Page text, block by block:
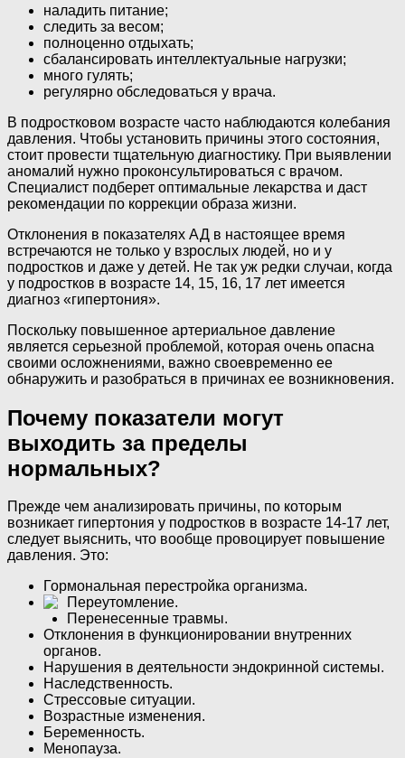
наладить питание;
следить за весом;
полноценно отдыхать;
сбалансировать интеллектуальные нагрузки;
много гулять;
регулярно обследоваться у врача.
В подростковом возрасте часто наблюдаются колебания
давления. Чтобы установить причины этого состояния,
стоит провести тщательную диагностику. При выявлении
аномалий нужно проконсультироваться с врачом.
Специалист подберет оптимальные лекарства и даст
рекомендации по коррекции образа жизни.
Отклонения в показателях АД в настоящее время
встречаются не только у взрослых людей, но и у
подростков и даже у детей. Не так уж редки случаи, когда
у подростков в возрасте 14, 15, 16, 17 лет имеется
диагноз «гипертония».
Поскольку повышенное артериальное давление
является серьезной проблемой, которая очень опасна
своими осложнениями, важно своевременно ее
обнаружить и разобраться в причинах ее возникновения.
Почему показатели могут
выходить за пределы
нормальных?
Прежде чем анализировать причины, по которым
возникает гипертония у подростков в возрасте 14-17 лет,
следует выяснить, что вообще провоцирует повышение
давления. Это:
Гормональная перестройка организма.
Переутомление.
Перенесенные травмы.
Отклонения в функционировании внутренних
органов.
Нарушения в деятельности эндокринной системы.
Наследственность.
Стрессовые ситуации.
Возрастные изменения.
Беременность.
Менопауза.